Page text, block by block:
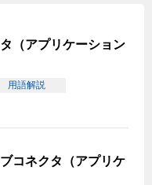
（アプリケーション
用語解説
コネクタ（アプリケ